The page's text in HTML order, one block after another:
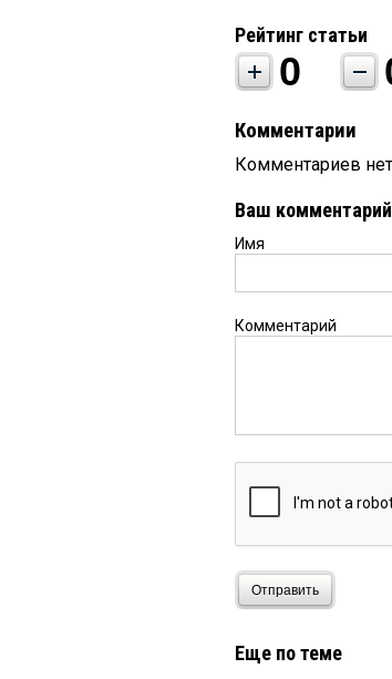
Рейтинг статьи
0
Комментарии
Комментариев
Ваш комментарий
Имя
Комментарий
Отправить
Еще по теме